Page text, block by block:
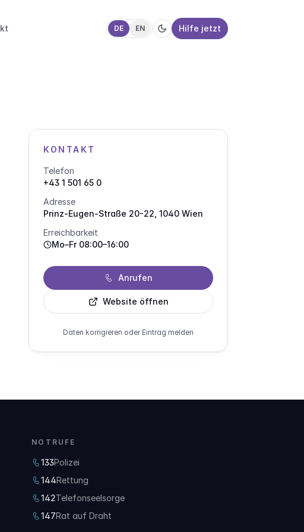
DE EN Hilfe jetzt
KONTAKT
Telefon
+43 1 501 65 0
Adresse
Prinz-Eugen-Straße 20-22, 1040 Wien
Erreichbarkeit
Mo–Fr 08:00–16:00
Anrufen
Website öffnen
Daten korrigieren oder Eintrag melden
NOTRUFE
133Polizei
144Rettung
142Telefonseelsorge
147Rat auf Draht